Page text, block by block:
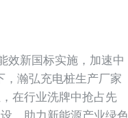
效新国标实施，加速中
，瀚弘充电桩生产厂家
在行业洗牌中抢占先